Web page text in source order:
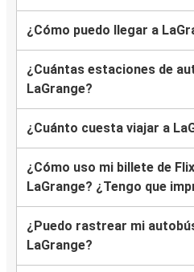
¿Cómo puedo llegar a
¿Cuántas estaciones de
LaGrange?
¿Cuánto cuesta viajar a
¿Cómo uso mi billete de
LaGrange? ¿Tengo que
¿Puedo rastrear mi
LaGrange?